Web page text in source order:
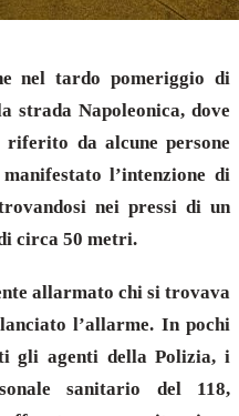
nel tardo pomeriggio di
strada Napoleonica, dove
riferito da alcune persone
l’intenzione di
nei pressi di un
circa 50 metri.
allarmato chi si trovava
l’allarme. In pochi
gli agenti della Polizia, i
sanitario del 118,